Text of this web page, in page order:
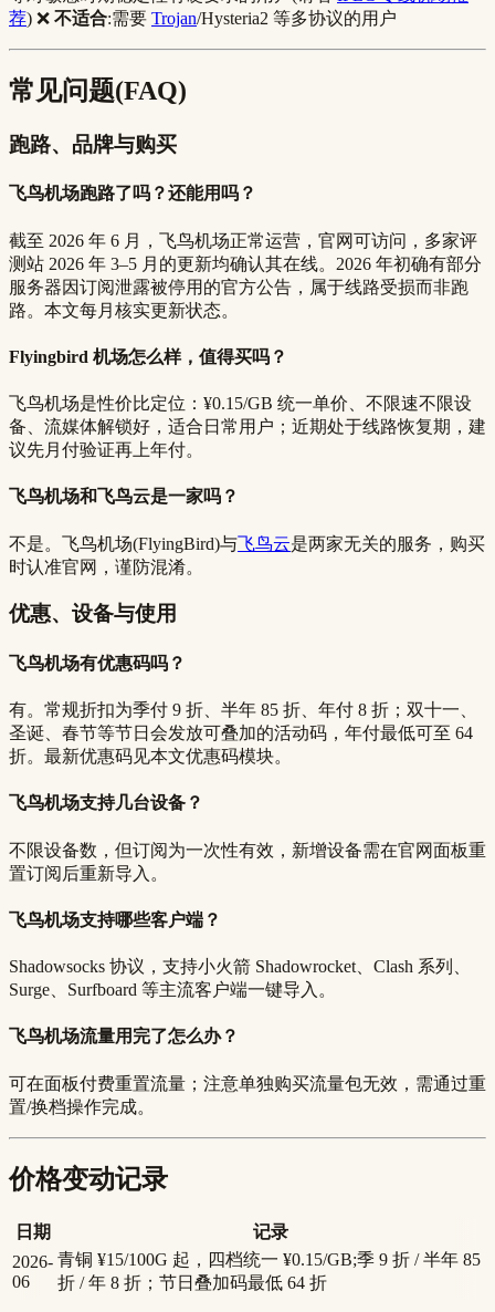
荐) ❌ 不适合:需要 Trojan/Hysteria2 等多协议的用户
常见问题(FAQ)
跑路、品牌与购买
飞鸟机场跑路了吗？还能用吗？
截至 2026 年 6 月，飞鸟机场正常运营，官网可访问，多家评
测站 2026 年 3–5 月的更新均确认其在线。2026 年初确有部分
服务器因订阅泄露被停用的官方公告，属于线路受损而非跑
路。本文每月核实更新状态。
Flyingbird 机场怎么样，值得买吗？
飞鸟机场是性价比定位：¥0.15/GB 统一单价、不限速不限设
备、流媒体解锁好，适合日常用户；近期处于线路恢复期，建
议先月付验证再上年付。
飞鸟机场和飞鸟云是一家吗？
不是。飞鸟机场(FlyingBird)与飞鸟云是两家无关的服务，购买
时认准官网，谨防混淆。
优惠、设备与使用
飞鸟机场有优惠码吗？
有。常规折扣为季付 9 折、半年 85 折、年付 8 折；双十一、
圣诞、春节等节日会发放可叠加的活动码，年付最低可至 64
折。最新优惠码见本文优惠码模块。
飞鸟机场支持几台设备？
不限设备数，但订阅为一次性有效，新增设备需在官网面板重
置订阅后重新导入。
飞鸟机场支持哪些客户端？
Shadowsocks 协议，支持小火箭 Shadowrocket、Clash 系列、
Surge、Surfboard 等主流客户端一键导入。
飞鸟机场流量用完了怎么办？
可在面板付费重置流量；注意单独购买流量包无效，需通过重
置/换档操作完成。
价格变动记录
日期
记录
2026-
06
青铜 ¥15/100G 起，四档统一 ¥0.15/GB;季 9 折 / 半年 85
折 / 年 8 折；节日叠加码最低 64 折